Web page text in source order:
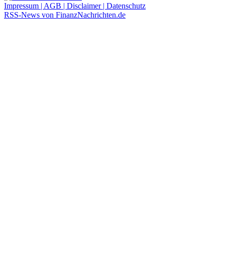
Impressum | AGB | Disclaimer | Datenschutz
RSS-News von FinanzNachrichten.de